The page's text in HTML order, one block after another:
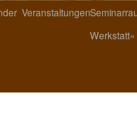
Veranstaltungen
Werkstatt«